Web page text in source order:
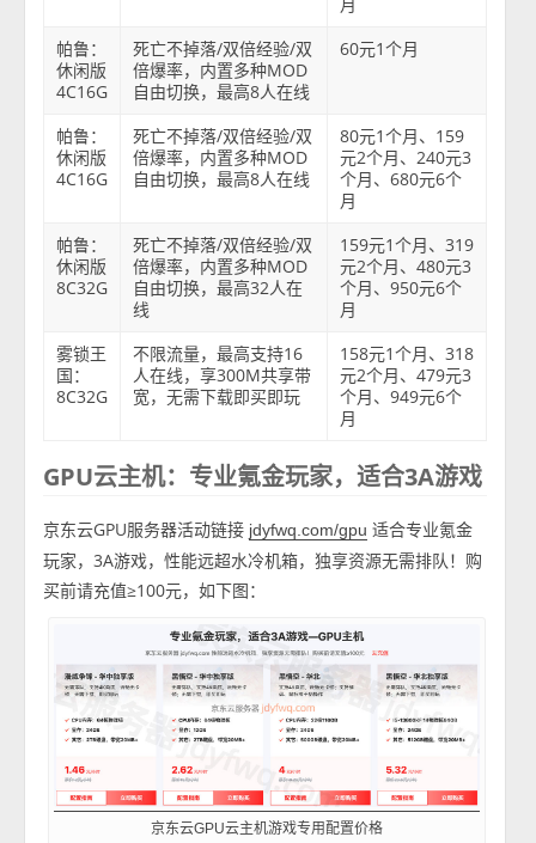
帕鲁：
休闲版
4C16G
死亡不掉落/双倍经验/双
倍爆率，内置多种MOD
自由切换，最高8人在线
60元1个月
帕鲁：
休闲版
4C16G
死亡不掉落/双倍经验/双
倍爆率，内置多种MOD
自由切换，最高8人在线
80元1个月、159
元2个月、240元3
个月、680元6个
月
帕鲁：
休闲版
8C32G
死亡不掉落/双倍经验/双
倍爆率，内置多种MOD
自由切换，最高32人在
线
159元1个月、319
元2个月、480元3
个月、950元6个
月
雾锁王
国：
8C32G
不限流量，最高支持16
人在线，享300M共享带
宽，无需下载即买即玩
158元1个月、318
元2个月、479元3
个月、949元6个
月
GPU云主机：专业氪金玩家，适合3A游戏
京东云GPU服务器活动链接 jdyfwq.com/gpu 适合专业氪金
玩家，3A游戏，性能远超水冷机箱，独享资源无需排队！购
买前请充值≥100元，如下图：
京东云GPU云主机游戏专用配置价格